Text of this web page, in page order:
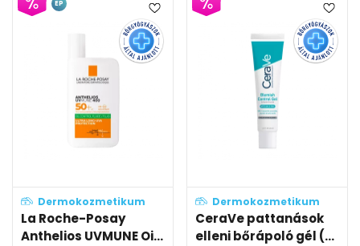
Dermokozmetikum
La Roche-Posay
Anthelios UVMUNE Oi...
EP
Dermokozmetikum
CeraVe pattanások
elleni bőrápoló gél (...